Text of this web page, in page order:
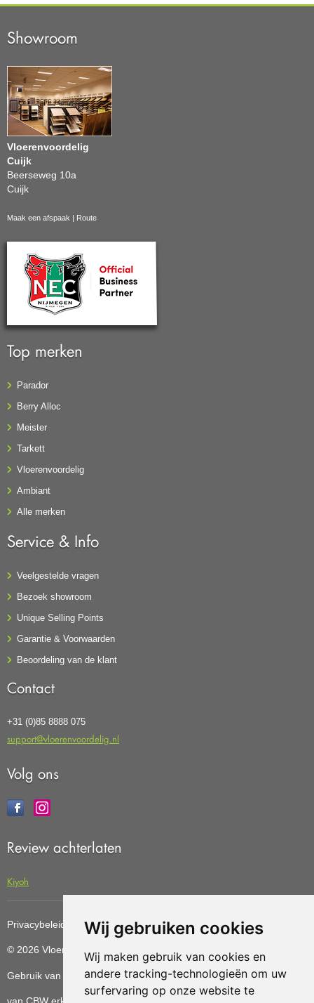
Wij gebruiken cookies
Wij maken gebruik van cookies en
andere tracking-technologieën om uw
surfervaring op onze website te
Showroom
Vloerenvoordelig
Cuijk
Beerseweg 10a
Cuijk
Maak een afspaak | Route
Top merken
Parador
Berry Alloc
Meister
Tarkett
Vloerenvoordelig
Ambiant
Alle merken
Service & Info
Veelgestelde vragen
Bezoek showroom
Unique Selling Points
Garantie & Voorwaarden
Beoordeling van de klant
Contact
+31 (0)85 8888 075
support@vloerenvoordelig.nl
Volg ons
Review achterlaten
Kiyoh
Privacybeleid Cookiebeleid Update cookies preferences
© 2026 Vloerenvoordelig
Gebruik van deze site betekent dat u dealgemene voorwaarden
van CBW erkende woonwinkels accepteert.